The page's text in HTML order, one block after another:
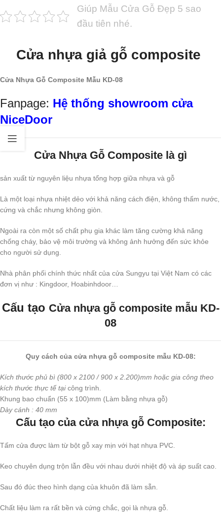
Giúp Mẫu Cửa Gỗ Đẹp 5 sao
đầu tiên nhé.
Cửa nhựa giả gỗ composite
Cửa Nhựa Gỗ Composite Mẫu KD-08
Fanpage: Hệ thống showroom cửa
NiceDoor
Cửa Nhựa Gỗ Composite là gì
sản xuất từ nguyên liệu nhựa tổng hợp giữa nhựa và gỗ
Là một loại nhựa nhiệt dẻo với khả năng cách điện, không thấm nước,
cứng và chắc nhưng không giòn.
Ngoài ra còn một số chất phụ gia khác làm tăng cường khả năng
chống cháy, bảo vệ môi trường và không ảnh hưởng đến sức khỏe
cho người sử dụng.
Nhà phân phối chính thức nhất của cửa Sungyu tại Việt Nam có các
đơn vị như : Kingdoor, Hoabinhdoor…
Cấu tạo Cửa nhựa gỗ composite mẫu KD-
08
Quy cách của cửa nhựa gỗ composite mẫu KD-08:
Kích thước phủ bì (800 x 2100 / 900 x 2.200)mm hoặc gia công theo
kích thước thực tế tạicông trình.
Khung bao chuẩn (55 x 100)mm (Làm bằng nhựa gỗ)
Dày cánh : 40 mm
Cấu tạo của cửa nhựa gỗ Composite:
Tấm cửa được làm từ bột gỗ xay mịn với hạt nhựa PVC.
Keo chuyên dụng trộn lẫn đều với nhau dưới nhiệt độ và áp suất cao.
Sau đó đúc theo hình dạng của khuôn đã làm sẵn.
Chất liệu làm ra rất bền và cứng chắc, gọi là nhựa gỗ.